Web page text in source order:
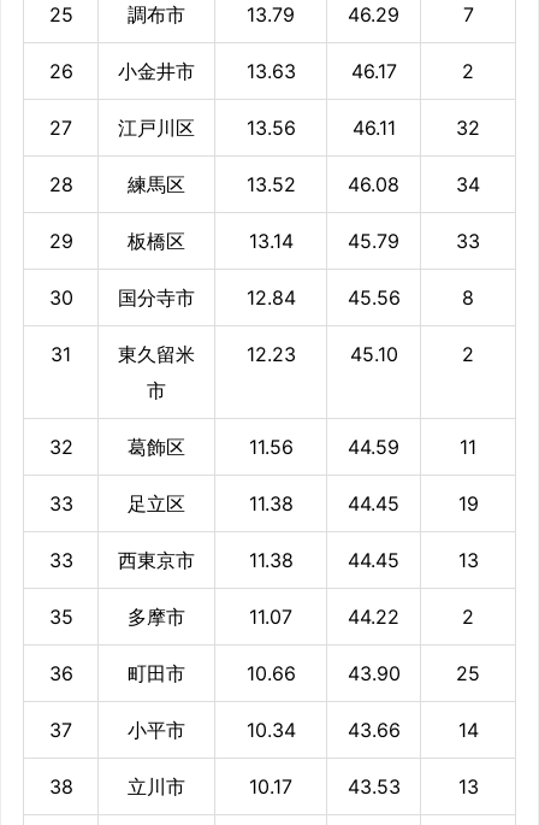
25 調布市 13.79 46.29 7
26 小金井市 13.63 46.17 2
27 江戸川区 13.56 46.11 32
28 練馬区 13.52 46.08 34
29 板橋区 13.14 45.79 33
30 国分寺市 12.84 45.56 8
31
東久留米
市
12.23 45.10 2
32 葛飾区 11.56 44.59 11
33 足立区 11.38 44.45 19
33 西東京市 11.38 44.45 13
35 多摩市 11.07 44.22 2
36 町田市 10.66 43.90 25
37 小平市 10.34 43.66 14
38 立川市 10.17 43.53 13